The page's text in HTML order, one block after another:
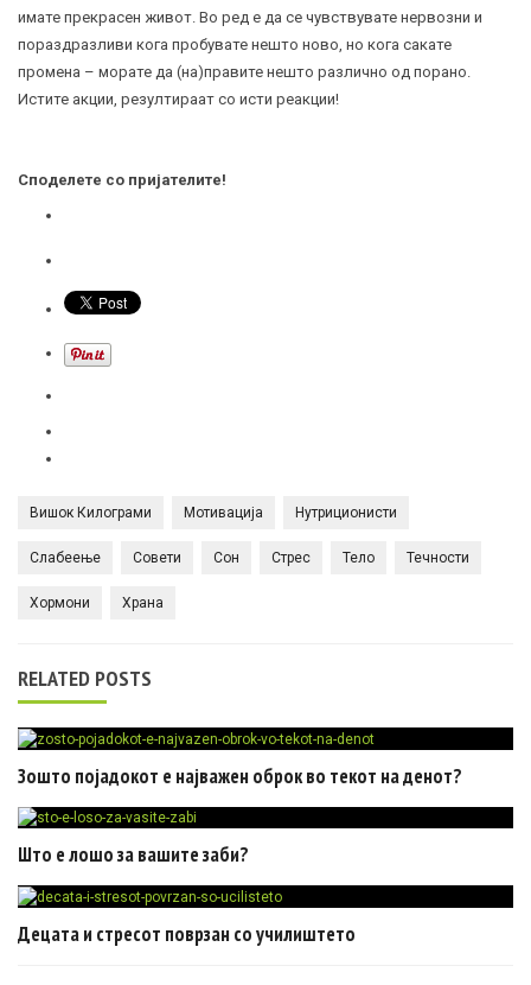
имате прекрасен живот. Во ред е да се чувствувате нервозни и
пораздразливи кога пробувате нешто ново, но кога сакате
промена – морате да (на)правите нешто различно од порано.
Истите акции, резултираат со исти реакции!
Споделете со пријателите!
Вишок Килограми Мотивација Нутриционисти
Слабеење Совети Сон Стрес Тело Течности
Хормони Храна
RELATED POSTS
Зошто појадокот е најважен оброк во текот на денот?
Што е лошо за вашите заби?
Децата и стресот поврзан со училиштето